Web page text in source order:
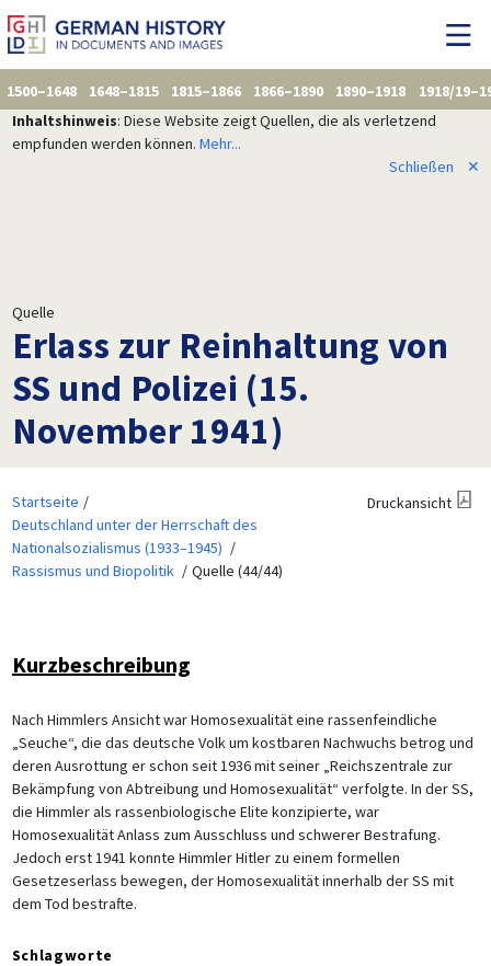
1500–1648 1648–1815 1815–1866 1866–1890 1890–1918
1918/
Inhaltshinweis: Diese Website zeigt Quellen, die als verletzend
empfunden werden können. Mehr...
Schließen
✕
Quelle
Erlass zur Reinhaltung von
SS und Polizei (15.
November 1941)
Startseite
Deutschland unter der Herrschaft des
Nationalsozialismus (1933–1945)
Rassismus und Biopolitik
Quelle (44/44)
Druckansicht
Kurzbeschreibung
Nach Himmlers Ansicht war Homosexualität eine rassenfeindliche
„Seuche“, die das deutsche Volk um kostbaren Nachwuchs betrog und
deren Ausrottung er schon seit 1936 mit seiner „Reichszentrale zur
Bekämpfung von Abtreibung und Homosexualität“ verfolgte. In der SS,
die Himmler als rassenbiologische Elite konzipierte, war
Homosexualität Anlass zum Ausschluss und schwerer Bestrafung.
Jedoch erst 1941 konnte Himmler Hitler zu einem formellen
Gesetzeserlass bewegen, der Homosexualität innerhalb der SS mit
dem Tod bestrafte.
Schlagworte